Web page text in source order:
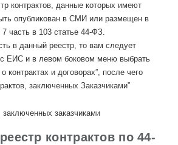
контрактов, данные которых имеют
опубликован в СМИ или размещен в
часть в 103 статье 44-ФЗ.
в данный реестр, то вам следует
ЕИС и в левом боковом меню выбрать
контрактах и договорах”, после чего
заключенных Заказчиками”
контрактов по 44-